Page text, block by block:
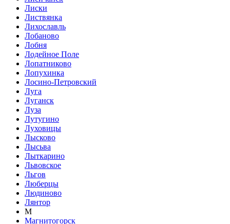
Лиски
Листвянка
Лихославль
Лобаново
Лобня
Лодейное Поле
Лопатниково
Лопухинка
Лосино-Петровский
Луга
Луганск
Луза
Лутугино
Луховицы
Лысково
Лысьва
Лыткарино
Львовское
Льгов
Люберцы
Людиново
Лянтор
М
Магнитогорск